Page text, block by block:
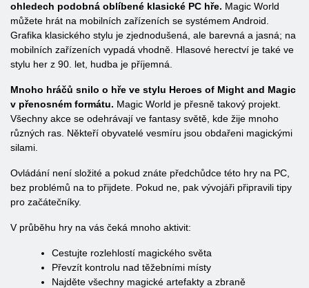
ohledech podobná oblíbené klasické PC hře. Magic World
můžete hrát na mobilních zařízeních se systémem Android.
Grafika klasického stylu je zjednodušená, ale barevná a jasná; na
mobilních zařízeních vypadá vhodně. Hlasové herectví je také ve
stylu her z 90. let, hudba je příjemná.
Mnoho hráčů snilo o hře ve stylu Heroes of Might and Magic
v přenosném formátu. Magic World je přesně takový projekt.
Všechny akce se odehrávají ve fantasy světě, kde žije mnoho
různých ras. Někteří obyvatelé vesmíru jsou obdařeni magickými
silami.
Ovládání není složité a pokud znáte předchůdce této hry na PC,
bez problémů na to přijdete. Pokud ne, pak vývojáři připravili tipy
pro začátečníky.
V průběhu hry na vás čeká mnoho aktivit:
Cestujte rozlehlostí magického světa
Převzít kontrolu nad těžebními místy
Najděte všechny magické artefakty a zbraně